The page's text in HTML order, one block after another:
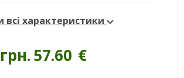
всі характеристики
57.60 €